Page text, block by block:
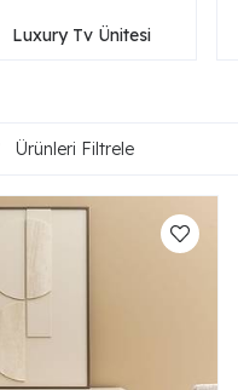
Luxury Tv Ünitesi
Ürünleri Filtrele